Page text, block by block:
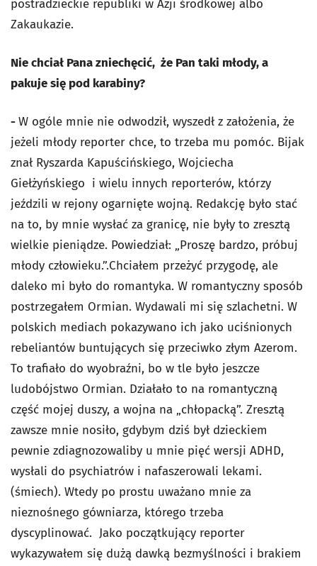
postradzieckie republiki w Azji środkowej albo
Zakaukazie.
Nie chciał Pana zniechęcić, że Pan taki młody, a
pakuje się pod karabiny?
-W ogóle mnie nie odwodził, wyszedł z założenia, że
jeżeli młody reporter chce, to trzeba mu pomóc. Bijak
znał Ryszarda Kapuścińskiego, Wojciecha
Giełżyńskiego i wielu innych reporterów, którzy
jeździli w rejony ogarnięte wojną. Redakcję było stać
na to, by mnie wysłać za granicę, nie były to zresztą
wielkie pieniądze. Powiedział: „Proszę bardzo, próbuj
młody człowieku.”.Chciałem przeżyć przygodę, ale
daleko mi było do romantyka. W romantyczny sposób
postrzegałem Ormian. Wydawali mi się szlachetni. W
polskich mediach pokazywano ich jako uciśnionych
rebeliantów buntujących się przeciwko złym Azerom.
To trafiało do wyobraźni, bo w tle było jeszcze
ludobójstwo Ormian. Działało to na romantyczną
część mojej duszy, a wojna na „chłopacką”. Zresztą
zawsze mnie nosiło, gdybym dziś był dzieckiem
pewnie zdiagnozowaliby u mnie pięć wersji ADHD,
wysłali do psychiatrów i nafaszerowali lekami.
(śmiech). Wtedy po prostu uważano mnie za
nieznośnego gówniarza, którego trzeba
dyscyplinować. Jako początkujący reporter
wykazywałem się dużą dawką bezmyślności i brakiem